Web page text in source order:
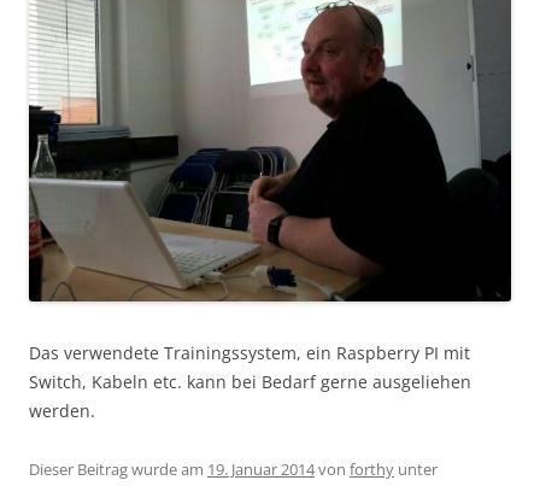
Das verwendete Trainingssystem, ein Raspberry PI mit
Switch, Kabeln etc. kann bei Bedarf gerne ausgeliehen
werden.
Dieser Beitrag wurde am 19. Januar 2014von forthy unter